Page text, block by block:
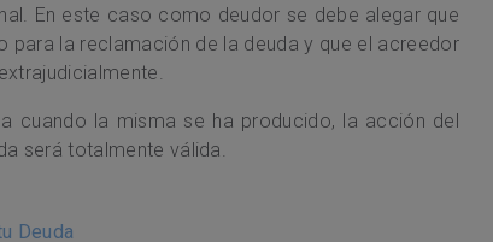
En este caso como deudor se debe alegar que
para la reclamación de la deuda y que el acreedor
cuando la misma se ha producido, la acción del
será totalmente válida.
Deuda